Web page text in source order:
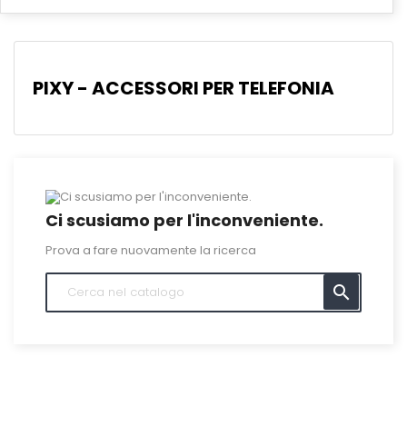
PIXY - ACCESSORI PER TELEFONIA
Ci scusiamo per l'inconveniente.
Prova a fare nuovamente la ricerca
